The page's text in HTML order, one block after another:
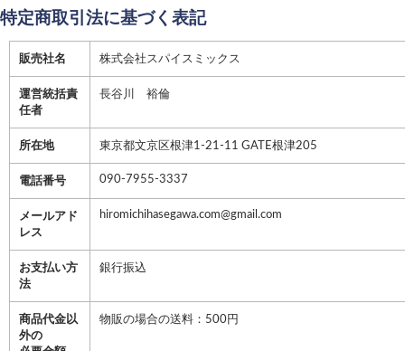
特定商取引法に基づく表記
販売社名 株式会社スパイスミックス
運営統括責
任者
長谷川 裕倫
所在地 東京都文京区根津1-21-11 GATE根津205
電話番号 090-7955-3337
メールアド
レス
hiromichihasegawa.com@gmail.com
お支払い方
法
銀行振込
商品代金以
外の
物販の場合の送料：500円